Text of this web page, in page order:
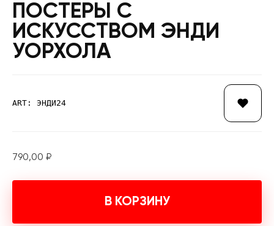
ПОСТЕРЫ С
ИСКУССТВОМ ЭНДИ
УОРХОЛА
ART: ЭНДИ24
790,00 ₽
В КОРЗИНУ